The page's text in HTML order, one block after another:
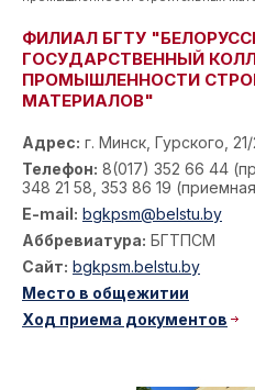
ФИЛИАЛ БГТУ
ГОСУДАРСТВЕННЫЙ
ПРОМЫШЛЕННОСТИ
МАТЕРИАЛОВ"
Адрес: г. Минск, Гурского, 21/
Телефон: 8(017) 352 66 44
348 21 58, 353 86 19
E-mail: bgkpsm@belstu.by
Аббревиатура: БГТПСМ
Сайт: bgkpsm.belstu.by
Место в общежитии
Ход приема документов